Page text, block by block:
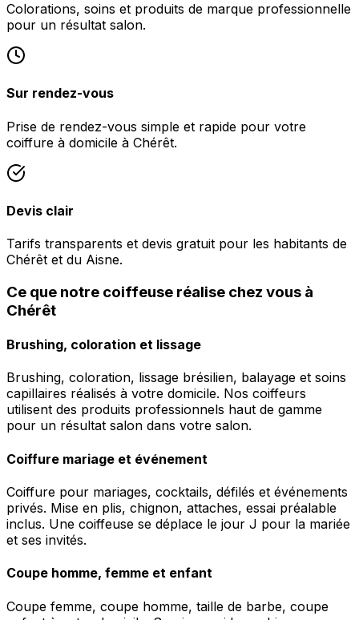
Colorations, soins et produits de marque professionnelle
pour un résultat salon.
Sur rendez-vous
Prise de rendez-vous simple et rapide pour votre
coiffure à domicile à Chérêt.
Devis clair
Tarifs transparents et devis gratuit pour les habitants de
Chérêt et du Aisne.
Ce que notre coiffeuse réalise chez vous à
Chérêt
Brushing, coloration et lissage
Brushing, coloration, lissage brésilien, balayage et soins
capillaires réalisés à votre domicile. Nos coiffeurs
utilisent des produits professionnels haut de gamme
pour un résultat salon dans votre salon.
Coiffure mariage et événement
Coiffure pour mariages, cocktails, défilés et événements
privés. Mise en plis, chignon, attaches, essai préalable
inclus. Une coiffeuse se déplace le jour J pour la mariée
et ses invités.
Coupe homme, femme et enfant
Coupe femme, coupe homme, taille de barbe, coupe